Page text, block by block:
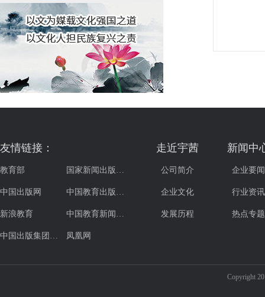
友情链接：
教育部 国家新闻出版…
中国出版网 中国教育出版…
新浪教育 中国教育新闻…
中国出版集团… 凤凰网
走近宇茜
公司简介
企业文化
发展历程
新闻中
企业要闻
行业资讯
热点专题
Copyright